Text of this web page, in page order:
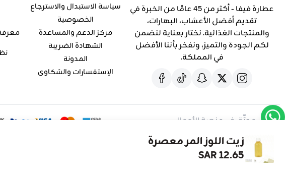
زيت اللوز المر معصرة
12.65 SAR
عطارة فيفا - أكثر من 45 عامًا من الخبرة في
تقديم أفضل الأعشاب، البهارات،
والمنتجات الغذائية. نختار بعناية لنضمن
لكم الجودة والتميز، ونفخر بأننا الأفضل
في المملكة.
سياسة الاستبدال والاسترجاع
الخصوصية
مركز الدعم والمساعدة
الشهادة الضريبة
المدونة
الإستفسارات والشكاوي
موثّق في منصة الأعمال